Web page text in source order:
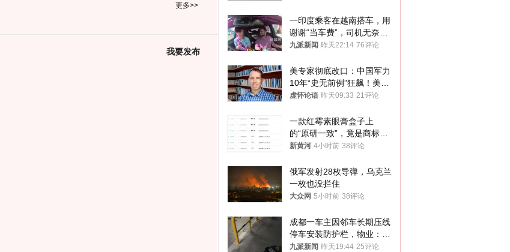
更多>>
我要发布
一印度乘客在越南搭车，用
谢谢“当车费”，司机无奈发
笑；印度网友：不代表印度
九派新闻 昨天22:14 76评论
美专家彻底改口：中国军力
10年“史无前例”狂飙！美军
真慌了
虚怀论语 昨天09:33 21评论
一款红霉素眼膏盒子上
的“原研一致”，竟是商标！
律师：极易误导消费者；网
新黄河 4小时前 38评论
俄军发射28枚导弹，乌克兰
一枚也没拦住
大众网 5小时前 38评论
成都一车主因邻车长期压线
停车安装防护栏，物业：不
建议装护栏，也会影响自身
九派新闻 昨天19:44 25评论